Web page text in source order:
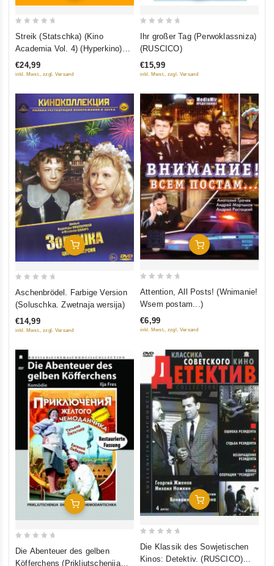
5
Streik (Statschka) (Kino
Academia Vol. 4) (Hyperkino)
(RUSCICO) (2 DVD)
€24,99
inkl. Mwst., zzgl. Versand
out
5
Ihr großer Tag (Perwoklassniza)
(RUSCICO)
€15,99
inkl. Mwst., zzgl. Versand
In Den Warenkorb
5
Aschenbrödel. Farbige Version
(Soluschka. Zwetnaja wersija)
€14,99
inkl. Mwst., zzgl. Versand
In Den Warenkorb
5
Attention, All Posts! (Wnimanie!
Wsem postam...)
€6,99
inkl. Mwst., zzgl. Versand
In Den Warenkorb
Die Abenteuer des gelben
Köfferchens (Prikljutschenija
In Den Warenkorb
Die Klassik des Sowjetischen
Kinos: Detektiv. (RUSCICO)